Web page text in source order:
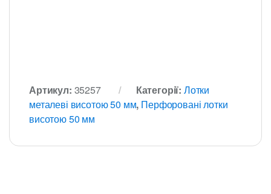
Артикул: 35257 Категорії: Лотки
металеві висотою 50 мм, Перфоровані лотки
висотою 50 мм